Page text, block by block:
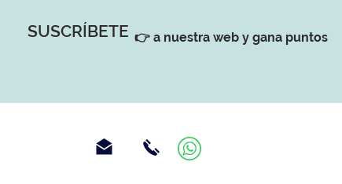
SUSCRÍBETE 👉 a nuestra web y gana puntos